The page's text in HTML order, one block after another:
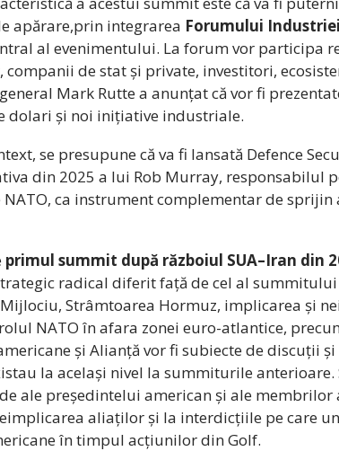
apărare,prin integrarea Forumului
al evenimentului. La forum vor participa
companii de stat și private, investitori,
Mark Rutte a anunțat că vor fi
dolari și noi inițiative industriale.
se presupune că va fi lansată Defence
din 2025 a lui Rob Murray, responsabilul
NATO, ca instrument complementar de
primul summit după războiul SUA–Iran din
radical diferit față de cel al
Strâmtoarea Hormuz, implicarea și
NATO în afara zonei euro-atlantice,
și Alianță vor fi subiecte de discuții și
la același nivel la summiturile anterioare.
ale președintelui american și ale
aliaților și la interdicțiile pe care
în timpul acțiunilor din Golf.